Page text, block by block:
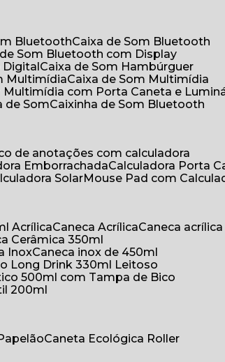
Bluetooth
Caixa de Som Bluetooth
de Som Bluetooth com Display
Digital
Caixa de Som Hambúrguer
Multimídia
Caixa de Som Multimídia
Multimídia com Porta Caneta e
de Som
Caixinha de Som Bluetooth
de anotações com calculadora
Emborrachada
Calculadora Porta
Solar
Mouse Pad com
Acrílica Caneca Acrílica
Caneca
Cerâmica 350ml
Inox
Caneca inox de 450ml
Long Drink 330ml Leitoso
500ml com Tampa de Bico
200ml
Caneta Ecológica Roller